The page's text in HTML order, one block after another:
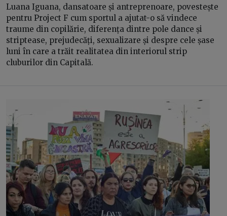
Luana Iguana, dansatoare și antreprenoare, povestește
pentru Project F cum sportul a ajutat-o să vindece
traume din copilărie, diferența dintre pole dance și
striptease, prejudecăți, sexualizare și despre cele șase
luni în care a trăit realitatea din interiorul strip
cluburilor din Capitală.